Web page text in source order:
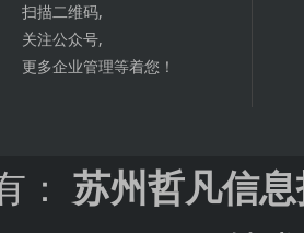
扫描二维码,
关注公众号,
更多企业管理等着您！
： 苏州哲凡信